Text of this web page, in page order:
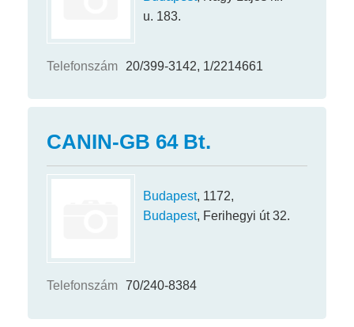
u. 183.
Telefonszám 20/399-3142, 1/2214661
CANIN-GB 64 Bt.
Budapest, 1172,
Budapest, Ferihegyi út 32.
Telefonszám 70/240-8384